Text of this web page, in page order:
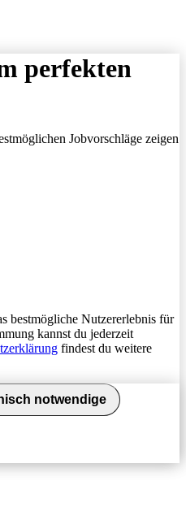
perfekten
Jobvorschläge zeigen
bestmögliche Nutzererlebnis für
kannst du jederzeit
findest du weitere
notwendige